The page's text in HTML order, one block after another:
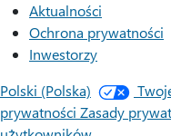
Aktualności
Ochrona prywatności
Inwestorzy
Polski (Polska)
prywatności Zasady